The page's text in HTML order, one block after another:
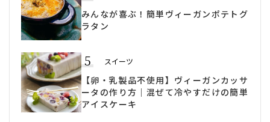
みんなが喜ぶ！簡単ヴィーガンポテトグ
ラタン
5 スイーツ
【卵・乳製品不使用】ヴィーガンカッサ
ータの作り方｜混ぜて冷やすだけの簡単
アイスケーキ